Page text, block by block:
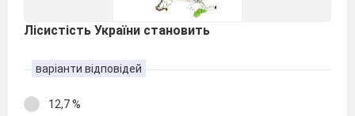
Лісистість України становить
варіанти відповідей
12,7 %